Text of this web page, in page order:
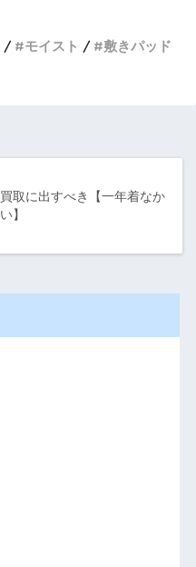
モイスト 敷きパッド
取に出すべき【一年着なか
】